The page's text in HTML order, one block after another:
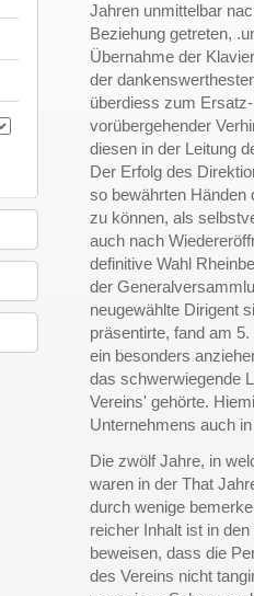
Jahren unmittelbar
Beziehung getreten,
Übernahme der
der
überdiess zum
vorübergehender
diesen in der Leitung
Der Erfolg des
so bewährten Händen
zu können, als
auch nach
definitive Wahl
der
neugewählte Dirigent
präsentirte, fand am
ein besonders
das schwerwiegende
Vereins' gehörte.
Unternehmens auch
Die zwölf Jahre, in
waren in der That
durch wenige
reicher Inhalt ist in
beweisen, dass die
des Vereins nicht